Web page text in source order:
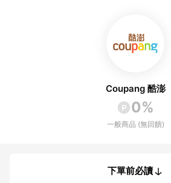
Coupang 酷澎
0%
一般商品 (無回饋)
下單前必讀